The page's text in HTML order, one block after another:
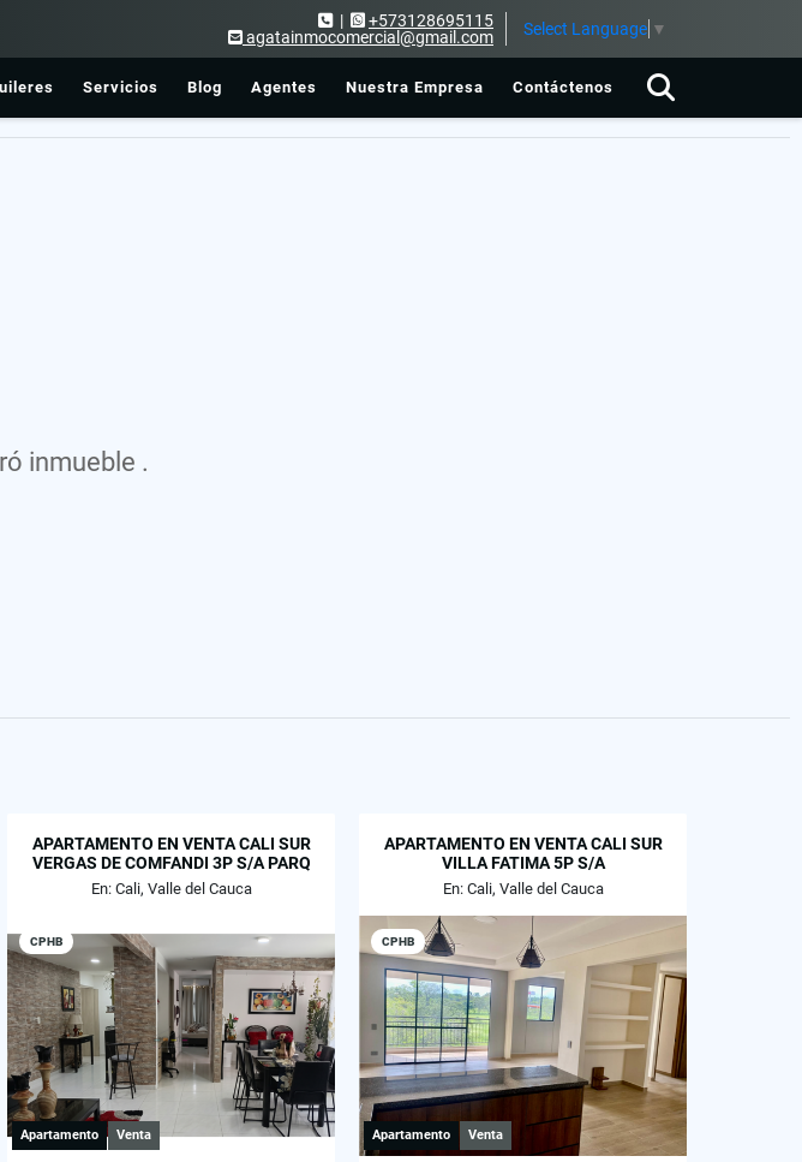
|
+573128695115
agatainmocomercial@gmail.com
Select Language ▼
Servicios Blog Agentes Nuestra Empresa Contáctenos
inmueble .
APARTAMENTO EN VENTA CALI SUR
VERGAS DE COMFANDI 3P S/A PARQ
En: Cali, Valle del Cauca
CPHB
Apartamento Venta
APARTAMENTO EN VENTA CALI SUR
VILLA FATIMA 5P S/A
En: Cali, Valle del Cauca
CPHB
Apartamento Venta